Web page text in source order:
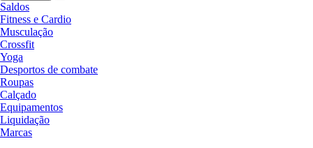
Saldos
Fitness e Cardio
Musculação
Crossfit
Yoga
Desportos de combate
Roupas
Calçado
Equipamentos
Liquidação
Marcas